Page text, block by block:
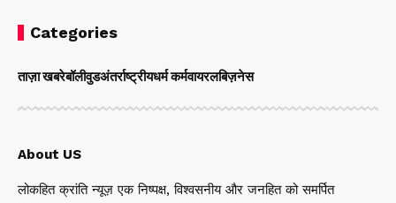
Categories
ताज़ा खबरेबॉलीवुडअंतर्राष्ट्रीयधर्म कर्मवायरलबिज़नेस
About US
लोकहित क्रांति न्यूज़ एक निष्पक्ष, विश्वसनीय और जनहित को समर्पित